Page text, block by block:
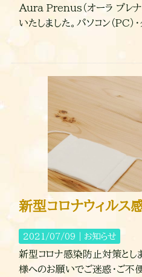
Aura Prenus（オーラ プレナ
いたしました。パソコン（PC）
2021/07/09｜ お知らせ
新型コロナ感染防止対策とし
様へのお願いでご迷惑・ご不